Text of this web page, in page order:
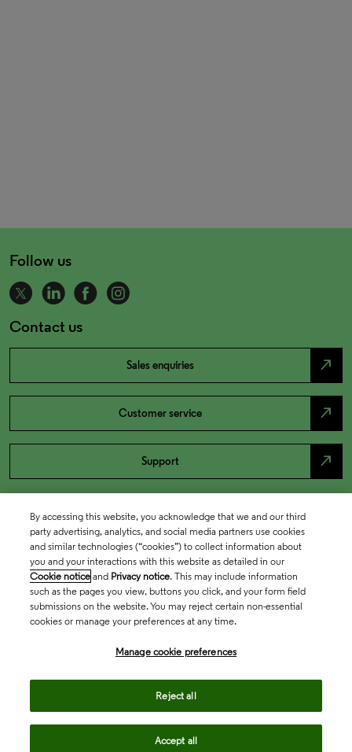
Follow us
Contact us
Sales enquiries north_east
Customer service north_east
Support north_east
By accessing this website, you acknowledge that we and our third
party advertising, analytics, and social media partners use cookies
and similar technologies (“cookies”) to collect information about
you and your interactions with this website as detailed in our
Cookie notice and Privacy notice. This may include information
such as the pages you view, buttons you click, and your form field
submissions on the website. You may reject certain non-essential
cookies or manage your preferences at any time.
Manage cookie preferences
Reject all
Accept all